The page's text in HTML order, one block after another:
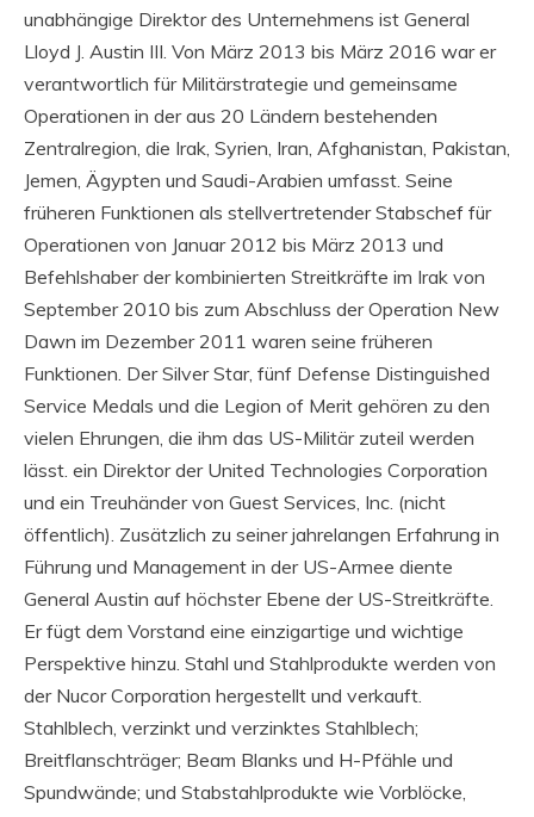
unabhängige Direktor des Unternehmens ist General
Lloyd J. Austin III. Von März 2013 bis März 2016 war er
verantwortlich für Militärstrategie und gemeinsame
Operationen in der aus 20 Ländern bestehenden
Zentralregion, die Irak, Syrien, Iran, Afghanistan, Pakistan,
Jemen, Ägypten und Saudi-Arabien umfasst. Seine
früheren Funktionen als stellvertretender Stabschef für
Operationen von Januar 2012 bis März 2013 und
Befehlshaber der kombinierten Streitkräfte im Irak von
September 2010 bis zum Abschluss der Operation New
Dawn im Dezember 2011 waren seine früheren
Funktionen. Der Silver Star, fünf Defense Distinguished
Service Medals und die Legion of Merit gehören zu den
vielen Ehrungen, die ihm das US-Militär zuteil werden
lässt. ein Direktor der United Technologies Corporation
und ein Treuhänder von Guest Services, Inc. (nicht
öffentlich). Zusätzlich zu seiner jahrelangen Erfahrung in
Führung und Management in der US-Armee diente
General Austin auf höchster Ebene der US-Streitkräfte.
Er fügt dem Vorstand eine einzigartige und wichtige
Perspektive hinzu. Stahl und Stahlprodukte werden von
der Nucor Corporation hergestellt und verkauft.
Stahlblech, verzinkt und verzinktes Stahlblech;
Breitflanschträger; Beam Blanks und H-Pfähle und
Spundwände; und Stabstahlprodukte wie Vorblöcke,